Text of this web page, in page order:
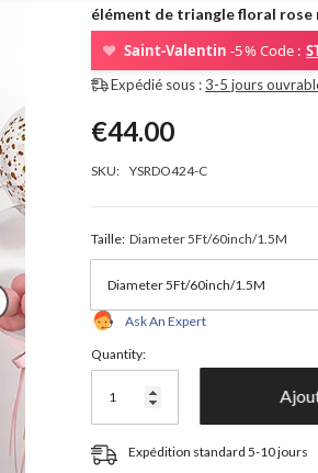
élément de triangle floral
❤ Saint-Valentin -5 % Code :
Expédié sous :3-5 jours
€44.00
SKU: YSRDO424-C
Taille: Diameter 5Ft/60inch/1.5M
Ask An Expert
Quantity:
Expédition standard 5-10 jours